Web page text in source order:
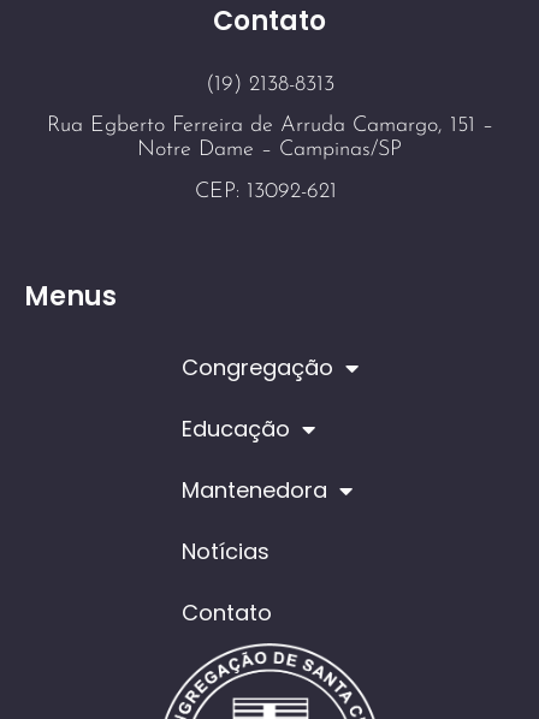
Contato
(19) 2138-8313
Rua Egberto Ferreira de Arruda Camargo, 151 –
Notre Dame – Campinas/SP
CEP: 13092-621
Menus
Congregação
Educação
Mantenedora
Notícias
Contato